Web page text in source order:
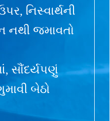
નિસ્વાર્થની
નથી જમાવતો
સૌંદર્યપણું
બેઠો